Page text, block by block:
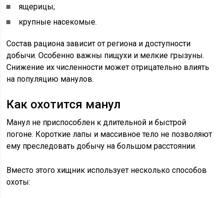
ящерицы;
крупные насекомые.
Состав рациона зависит от региона и доступности
добычи. Особенно важны пищухи и мелкие грызуны.
Снижение их численности может отрицательно влиять
на популяцию манулов.
Как охотится манул
Манул не приспособлен к длительной и быстрой
погоне. Короткие лапы и массивное тело не позволяют
ему преследовать добычу на большом расстоянии.
Вместо этого хищник использует несколько способов
охоты: